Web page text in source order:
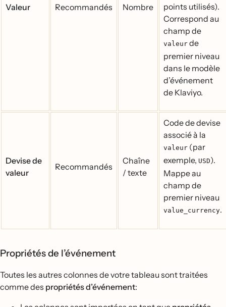
Valeur Recommandés Nombre
points utilisés).
Correspond au
champ de
valeur de
premier niveau
dans le modèle
d’événement
de Klaviyo.
Devise de
valeur
Recommandés
Chaîne
/ texte
Code de devise
associé à la
valeur (par
exemple, USD).
Mappe au
champ de
premier niveau
value_currency.
Propriétés de l’événement
Toutes les autres colonnes de votre tableau sont traitées
comme des propriétés d’événement: